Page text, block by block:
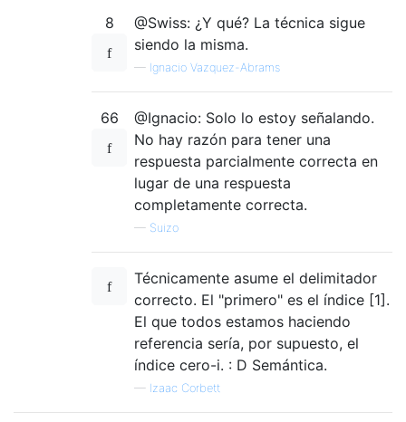
8
@Swiss: ¿Y qué? La técnica sigue
siendo la misma.
— Ignacio Vazquez-Abrams
66
@Ignacio: Solo lo estoy señalando.
No hay razón para tener una
respuesta parcialmente correcta en
lugar de una respuesta
completamente correcta.
— Suizo
Técnicamente asume el delimitador
correcto. El "primero" es el índice [1].
El que todos estamos haciendo
referencia sería, por supuesto, el
índice cero-i. : D Semántica.
— Izaac Corbett